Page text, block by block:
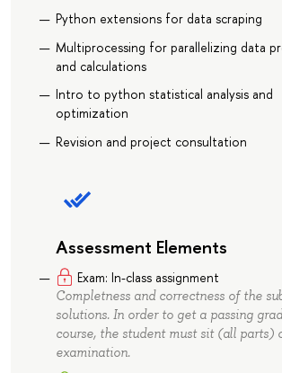
Python extensions for data scraping
Multiprocessing for parallelizing data
and calculations
Intro to python statistical analysis and
optimization
Revision and project consultation
Assessment Elements
Exam: In-class assignment
Completness and correctness of the
solutions. In order to get a passing
course, the student must sit (all parts)
examination.